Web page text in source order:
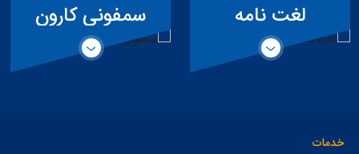
لغت نامه
تخصصی سد
سمفونی کارون
خدمات